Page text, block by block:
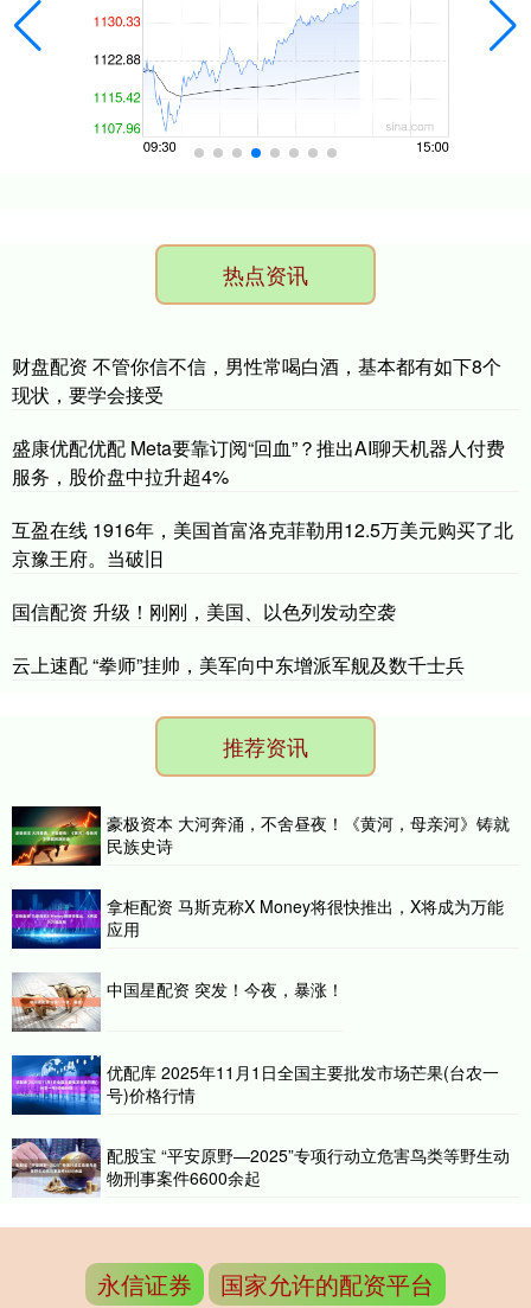
热点资讯
财盘配资 不管你信不信，男性常喝白酒，基本都有如下8个
现状，要学会接受
盛康优配优配 Meta要靠订阅“回血”？推出AI聊天机器人付费
服务，股价盘中拉升超4%
互盈在线 1916年，美国首富洛克菲勒用12.5万美元购买了北
京豫王府。当破旧
国信配资 升级！刚刚，美国、以色列发动空袭
云上速配 “拳师”挂帅，美军向中东增派军舰及数千士兵
推荐资讯
豪极资本 大河奔涌，不舍昼夜！《黄河，母亲河》铸就
民族史诗
拿柜配资 马斯克称X Money将很快推出，X将成为万能
应用
中国星配资 突发！今夜，暴涨！
优配库 2025年11月1日全国主要批发市场芒果(台农一
号)价格行情
配股宝 “平安原野—2025”专项行动立危害鸟类等野生动
物刑事案件6600余起
永信证券 国家允许的配资平台